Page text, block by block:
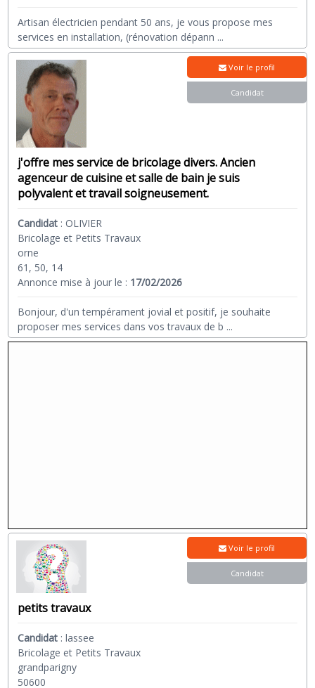
Artisan électricien pendant 50 ans, je vous propose mes
services en installation, (rénovation dépann ...
j'offre mes service de bricolage divers. Ancien
agenceur de cuisine et salle de bain je suis
polyvalent et travail soigneusement.
Candidat :OLIVIER
Bricolage et Petits Travaux
orne
61, 50, 14
Annonce mise à jour le : 17/02/2026
Bonjour, d'un tempérament jovial et positif, je souhaite
proposer mes services dans vos travaux de b ...
Voir le profil
Candidat
petits travaux
Candidat :lassee
Bricolage et Petits Travaux
grandparigny
50600
Voir le profil
Candidat